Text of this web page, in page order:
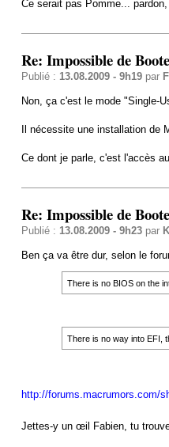
Ce serait pas Pomme...
Re: Impossible de
Publié : 13.08.2009 - 9h19par
Non, ça c'est le mode "Single-
Il nécessite une installation de
Ce dont je parle, c'est l'accès
Re: Impossible de
Publié : 13.08.2009 - 9h23par
Ben ça va être dur, selon le
There is no BIOS on the
There is no way into EFI,
http://forums.macrumors.com/
Jettes-y un œil Fabien, tu